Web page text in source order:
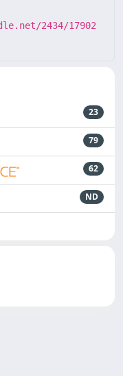
2434/17902
23
79
62
ND